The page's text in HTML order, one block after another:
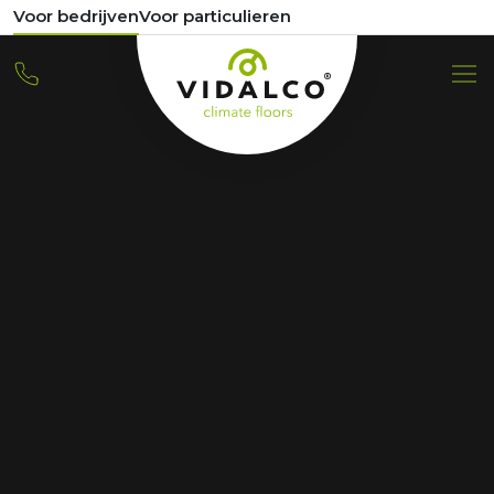
Voor bedrijvenVoor particulieren